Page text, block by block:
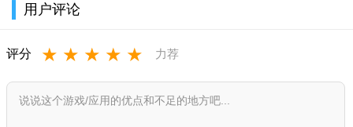
用户评论
评分 ★ ★ ★ ★ ★ 力荐